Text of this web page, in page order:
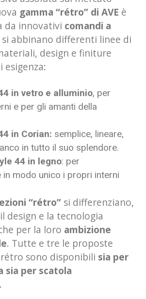
gamma “rétro” di AVE è
da innovativi comandi a
si abbinano differenti linee di
design e finiture
in vetro e alluminio, per
e per gli amanti della
in Corian: semplice, lineare,
in tutto il suo splendore.
44 in legno: per
in modo unico i propri interni
“rétro” si differenziano,
design e la tecnologia
per la loro ambizione
. Tutte e tre le proposte
sono disponibili sia per
sia per scatola
.